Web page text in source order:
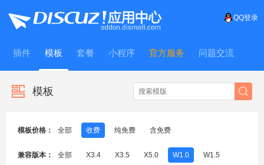
QQ登录
插件 模板 套餐 小程序 官方服务 问题交流
WitFrame
模板
模板价格： 全部 收费 纯免费 含免费
兼容版本： 全部 X3.4 X3.5 X5.0 W1.0 W1.5